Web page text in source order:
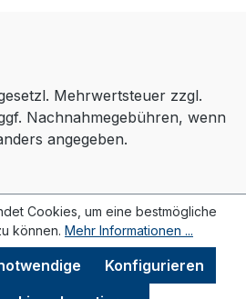
Mehrwertsteuer zzgl.
Nachnahmegebühren, wenn
angegeben.
Cookies, um eine bestmögliche
können. Mehr Informationen ...
Konfigurieren